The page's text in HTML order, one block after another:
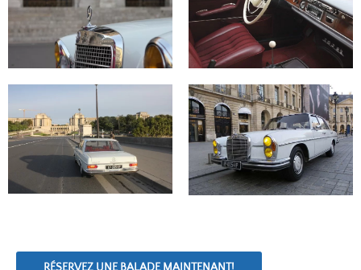
RÉSERVEZ UNE BALADE MAINTENANT!